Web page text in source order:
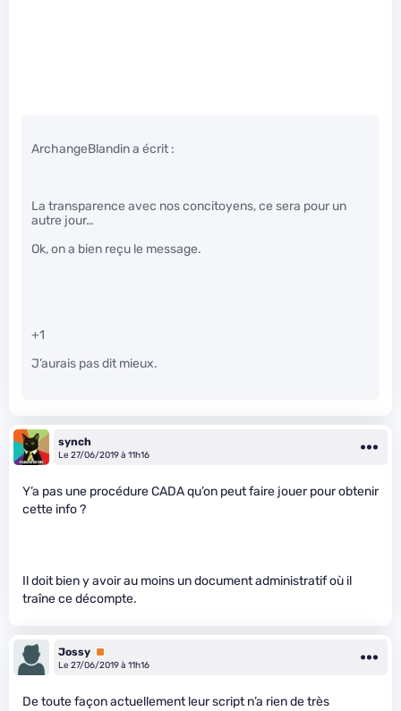
ArchangeBlandin a écrit :
La transparence avec nos concitoyens, ce sera pour un
autre jour…
Ok, on a bien reçu le message.
+1
J’aurais pas dit mieux.
synch
Le 27/06/2019 à 11h16
Y’a pas une procédure CADA qu’on peut faire jouer pour obtenir
cette info ?
Il doit bien y avoir au moins un document administratif où il
traîne ce décompte.
Jossy Premium
Le 27/06/2019 à 11h16
De toute façon actuellement leur script n’a rien de très